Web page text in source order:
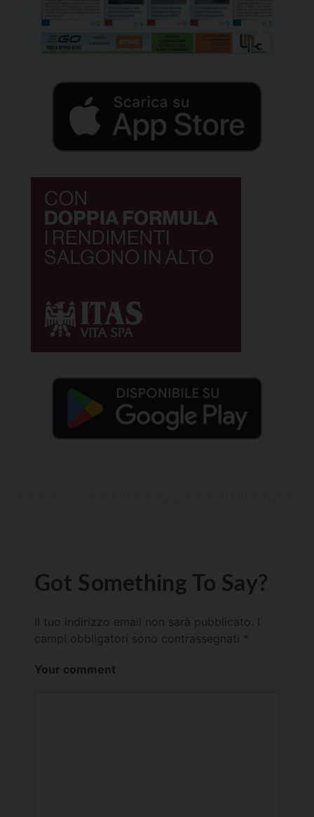
Got Something To Say?
Il tuo indirizzo email non sarà pubblicato.
campi obbligatori sono contrassegnati *
Your comment